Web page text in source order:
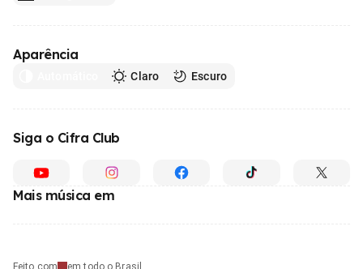
Aparência
Claro Escuro
Siga o Cifra Club
Mais música em
Feito com em todo o Brasil